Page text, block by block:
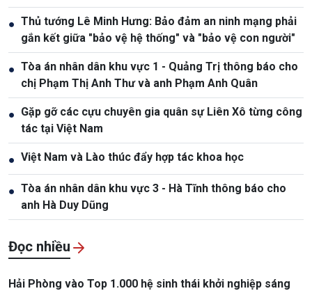
● Thủ tướng Lê Minh Hưng: Bảo đảm an ninh mạng phải
gắn kết giữa "bảo vệ hệ thống" và "bảo vệ con người"
● Tòa án nhân dân khu vực 1 - Quảng Trị thông báo cho
chị Phạm Thị Anh Thư và anh Phạm Anh Quân
● Gặp gỡ các cựu chuyên gia quân sự Liên Xô từng công
tác tại Việt Nam
● Việt Nam và Lào thúc đẩy hợp tác khoa học
● Tòa án nhân dân khu vực 3 - Hà Tĩnh thông báo cho
anh Hà Duy Dũng
Đọc nhiều
Hải Phòng vào Top 1.000 hệ sinh thái khởi nghiệp sáng